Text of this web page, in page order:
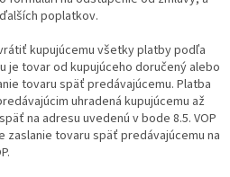
poplatkov.
kupujúcemu všetky platby podľa
je tovar od kupujúceho doručený alebo
tovaru späť predávajúcemu. Platba
uhradená kupujúcemu až
na adresu uvedenú v bode 8.5. VOP
zaslanie tovaru späť predávajúcemu na